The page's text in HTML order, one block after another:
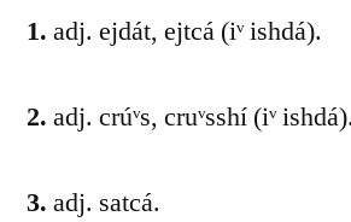
1. adj. ejdát, ejtcá (iᵛ ishdá).
2. adj. crúᵛs, cruᵛsshí (iᵛ ishdá).
3. adj. satcá.